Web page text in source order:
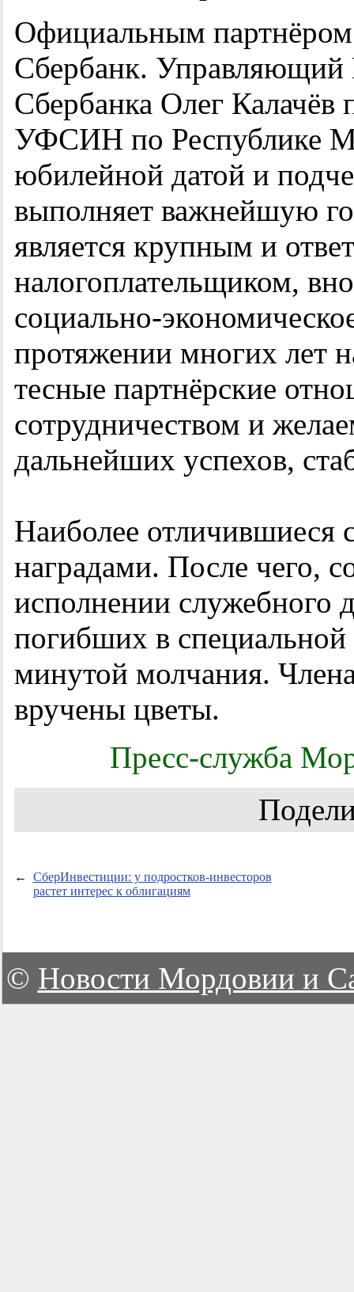
Официальным
Сбербанк. Управляющий
Сбербанка Олег Калачёв
УФСИН по Республике
юбилейной датой и
выполняет важнейшую
является крупным и
налогоплательщиком,
социально-
протяжении многих лет
тесные партнёрские
сотрудничеством и
дальнейших успехов,
Наиболее отличившиеся
наградами. После чего,
исполнении служебного
погибших в
минутой молчания.
вручены цветы.
Пресс-служба
←
СберИнвестиции: у подростков-инвесторов
растет интерес к облигациям
© Новости Мордовии и